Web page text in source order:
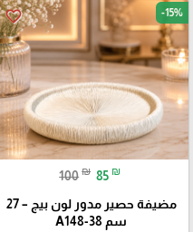
favorite_border -15%
100 ₪ 85 ₪
مضيفة حصير مدور لون بيج – 27
سم A148-38